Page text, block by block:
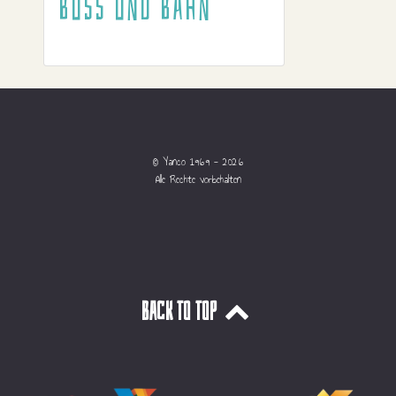
Buss und Bahn
© Yanco 1969 - 2026
Alle Rechte vorbehalten
Back to top